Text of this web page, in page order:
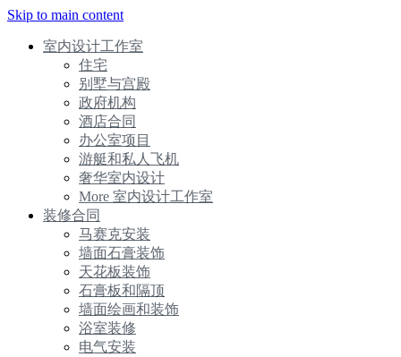
Skip to main content
室内设计工作室
住宅
别墅与宫殿
政府机构
酒店合同
办公室项目
游艇和私人飞机
奢华室内设计
More 室内设计工作室
装修合同
马赛克安装
墙面石膏装饰
天花板装饰
石膏板和隔顶
墙面绘画和装饰
浴室装修
电气安装